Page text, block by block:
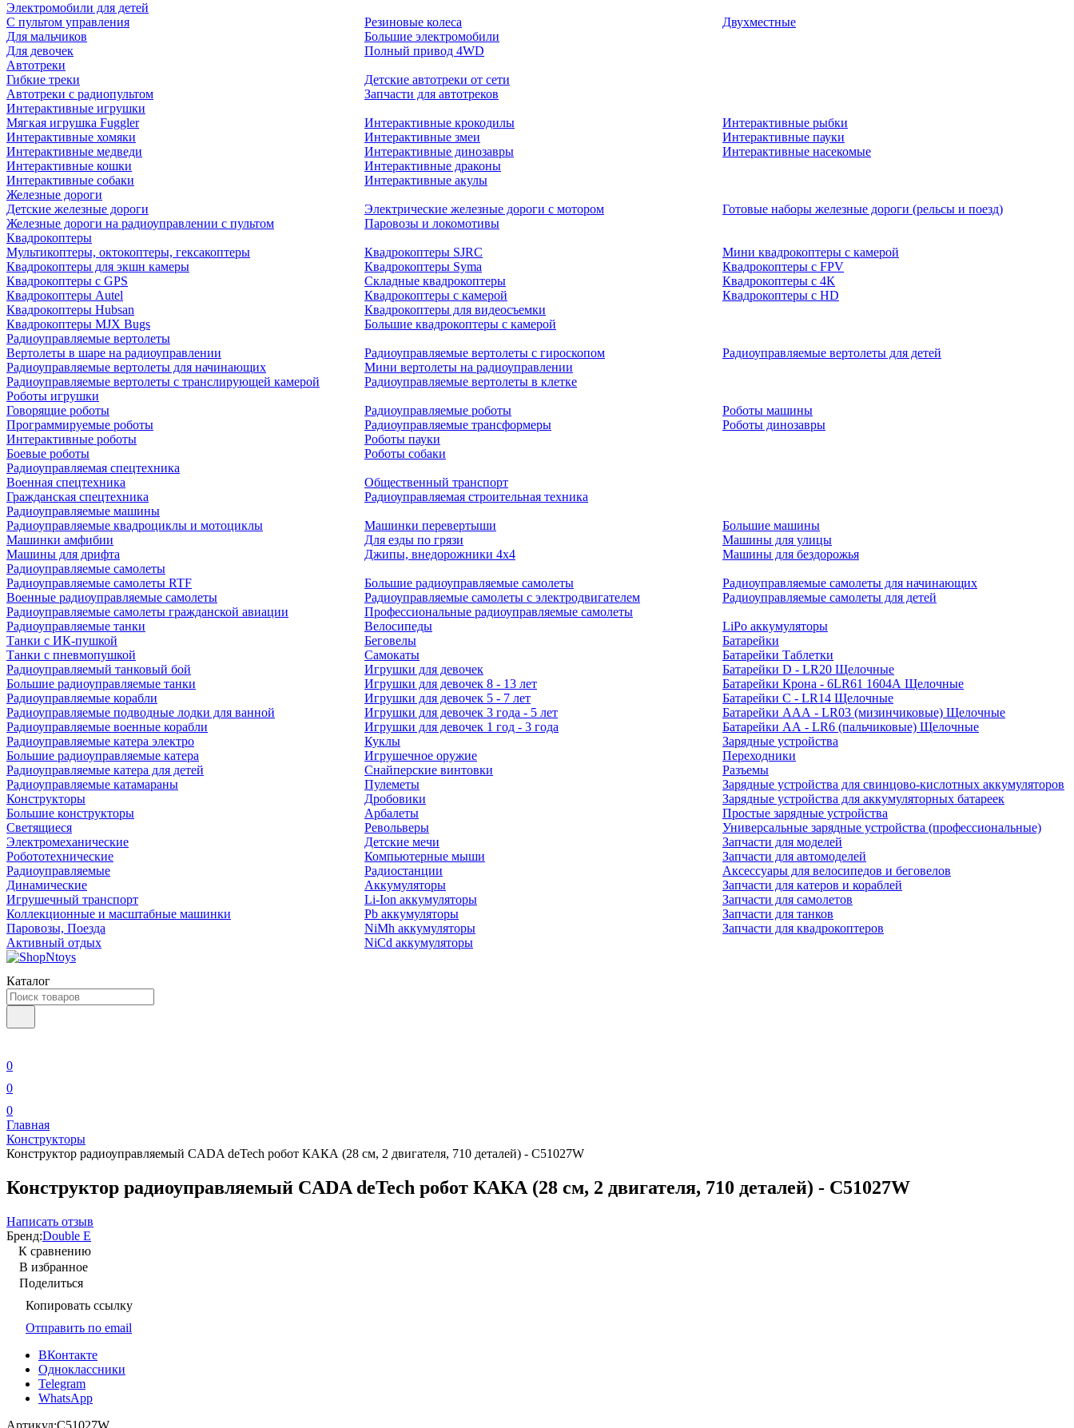
Электромобили для детей
С пультом управления
Для мальчиков
Для девочек
Резиновые колеса
Большие электромобили
Полный привод 4WD
Двухместные
Автотреки
Гибкие треки
Автотреки с радиопультом
Детские автотреки от сети
Запчасти для автотреков
Интерактивные игрушки
Мягкая игрушка Fuggler
Интерактивные хомяки
Интерактивные медведи
Интерактивные кошки
Интерактивные собаки
Интерактивные крокодилы
Интерактивные змеи
Интерактивные динозавры
Интерактивные драконы
Интерактивные акулы
Интерактивные рыбки
Интерактивные пауки
Интерактивные насекомые
Железные дороги
Детские железные дороги
Железные дороги на радиоуправлении с пультом
Электрические железные дороги с мотором
Паровозы и локомотивы
Готовые наборы железные дороги (рельсы и поезд)
Квадрокоптеры
Мультикоптеры, октокоптеры, гексакоптеры
Квадрокоптеры для экшн камеры
Квадрокоптеры с GPS
Квадрокоптеры Autel
Квадрокоптеры Hubsan
Квадрокоптеры MJX Bugs
Квадрокоптеры SJRC
Квадрокоптеры Syma
Складные квадрокоптеры
Квадрокоптеры с камерой
Квадрокоптеры для видеосъемки
Большие квадрокоптеры с камерой
Мини квадрокоптеры с камерой
Квадрокоптеры с FPV
Квадрокоптеры с 4К
Квадрокоптеры с HD
Радиоуправляемые вертолеты
Вертолеты в шаре на радиоуправлении
Радиоуправляемые вертолеты для начинающих
Радиоуправляемые вертолеты с транслирующей камерой
Радиоуправляемые вертолеты с гироскопом
Мини вертолеты на радиоуправлении
Радиоуправляемые вертолеты в клетке
Радиоуправляемые вертолеты для детей
Роботы игрушки
Говорящие роботы
Программируемые роботы
Интерактивные роботы
Боевые роботы
Радиоуправляемые роботы
Радиоуправляемые трансформеры
Роботы пауки
Роботы собаки
Роботы машины
Роботы динозавры
Радиоуправляемая спецтехника
Военная спецтехника
Гражданская спецтехника
Общественный транспорт
Радиоуправляемая строительная техника
Радиоуправляемые машины
Радиоуправляемые квадроциклы и мотоциклы
Машинки амфибии
Машины для дрифта
Машинки перевертыши
Для езды по грязи
Джипы, внедорожники 4x4
Большие машины
Машины для улицы
Машины для бездорожья
Радиоуправляемые самолеты
Радиоуправляемые самолеты RTF
Военные радиоуправляемые самолеты
Радиоуправляемые самолеты гражданской авиации
Большие радиоуправляемые самолеты
Радиоуправляемые самолеты с электродвигателем
Профессиональные радиоуправляемые самолеты
Радиоуправляемые самолеты для начинающих
Радиоуправляемые самолеты для детей
Радиоуправляемые танки
Танки с ИК-пушкой
Танки с пневмопушкой
Радиоуправляемый танковый бой
Большие радиоуправляемые танки
Радиоуправляемые корабли
Радиоуправляемые подводные лодки для ванной
Радиоуправляемые военные корабли
Радиоуправляемые катера электро
Большие радиоуправляемые катера
Радиоуправляемые катера для детей
Радиоуправляемые катамараны
Конструкторы
Большие конструкторы
Светящиеся
Электромеханические
Робототехнические
Радиоуправляемые
Динамические
Игрушечный транспорт
Коллекционные и масштабные машинки
Паровозы, Поезда
Активный отдых
Велосипеды
Беговелы
Самокаты
Игрушки для девочек
Игрушки для девочек 8 - 13 лет
Игрушки для девочек 5 - 7 лет
Игрушки для девочек 3 года - 5 лет
Игрушки для девочек 1 год - 3 года
Куклы
Игрушечное оружие
Снайперские винтовки
Пулеметы
Дробовики
Арбалеты
Револьверы
Детские мечи
Компьютерные мыши
Радиостанции
Аккумуляторы
Li-Ion аккумуляторы
Pb аккумуляторы
NiMh аккумуляторы
NiCd аккумуляторы
LiPo аккумуляторы
Батарейки
Батарейки Таблетки
Батарейки D - LR20 Щелочные
Батарейки Крона - 6LR61 1604A Щелочные
Батарейки C - LR14 Щелочные
Батарейки AAA - LR03 (мизинчиковые) Щелочные
Батарейки AA - LR6 (пальчиковые) Щелочные
Зарядные устройства
Переходники
Разъемы
Зарядные устройства для свинцово-кислотных аккумуляторов
Зарядные устройства для аккумуляторных батареек
Простые зарядные устройства
Универсальные зарядные устройства (профессиональные)
Запчасти для моделей
Запчасти для автомоделей
Аксессуары для велосипедов и беговелов
Запчасти для катеров и кораблей
Запчасти для самолетов
Запчасти для танков
Запчасти для квадрокоптеров
Каталог
0
0
0
Главная
Конструкторы
Конструктор радиоуправляемый CADA deTech робот КАКА (28 см, 2 двигателя, 710 деталей) - C51027W
Конструктор радиоуправляемый CADA deTech робот КАКА (28 см, 2 двигателя, 710 деталей) - C51027W
Написать отзыв
Бренд:Double E
К сравнению
В избранное
Поделиться
Копировать ссылку
Отправить по email
ВКонтакте
Одноклассники
Telegram
WhatsApp
Артикул:C51027W